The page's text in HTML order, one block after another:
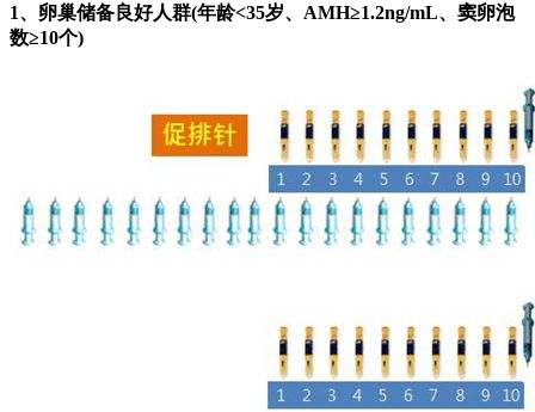
1、卵巢储备良好人群(年龄<35岁、AMH≥1.2ng/mL、窦卵泡
数≥10个)